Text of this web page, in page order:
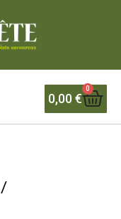
0,00€
0
CANELE
/